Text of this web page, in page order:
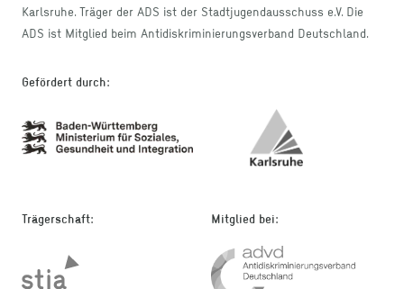
Karlsruhe. Träger der ADS ist der Stadtjugendausschuss e.V. Die
ADS ist Mitglied beim Antidiskriminierungsverband Deutschland.
Gefördert durch:
Trägerschaft: Mitglied bei: